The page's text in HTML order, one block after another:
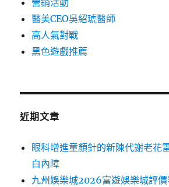
營銷活動
醫美CEO吳紹琥醫師
高人氣對戰
黑色遊戲推薦
近期文章
眼科增進童顏針的新陳代謝老花
白內障
九州娛樂城2026富遊娛樂城評